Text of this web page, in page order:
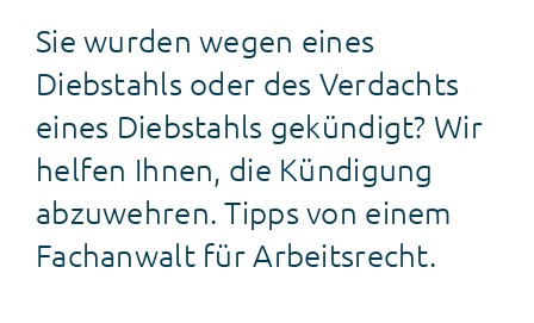
News
Sie wurden wegen eines
Diebstahls oder des Verdachts
eines Diebstahls gekündigt? Wir
helfen Ihnen, die Kündigung
abzuwehren. Tipps von einem
Fachanwalt für Arbeitsrecht.